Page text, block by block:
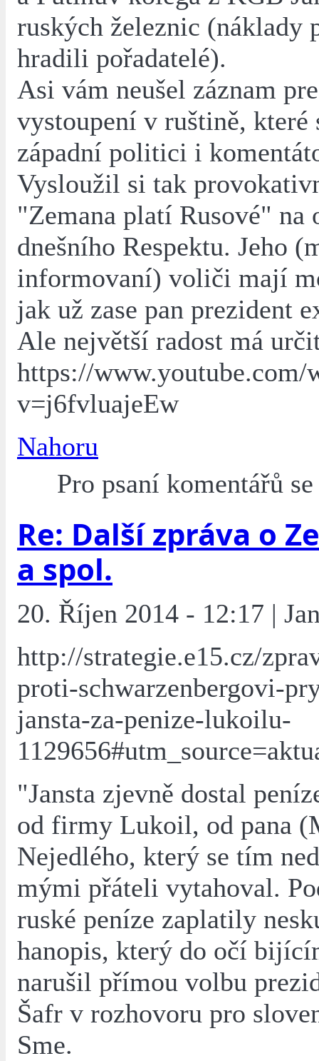
ruských železnic (náklady
hradili pořadatelé).
Asi vám neušel záznam
vystoupení v ruštině, které
západní politici i
Vysloužil si tak
"Zemana platí Rusové" na
dnešního Respektu. Jeho
informovaní) voliči mají
jak už zase pan prezident
Ale největší radost má
https://www.youtube.com/
v=j6fvluajeEw
Nahoru
Pro psaní komentářů
Re: Další zpráva o
a spol.
20. Říjen 2014 - 12:17 |
http://strategie.e15.cz/
proti-schwarzenbergovi-
jansta-za-penize-lukoilu-
"Jansta zjevně dostal
od firmy Lukoil, od pana
Nejedlého, který se tím
mými přáteli vytahoval.
ruské peníze zaplatily
hanopis, který do očí
narušil přímou volbu
Šafr v rozhovoru pro
Sme.